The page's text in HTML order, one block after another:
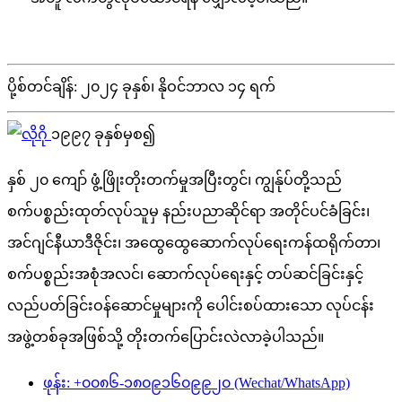
ပို့စ်တင်ချိန်: ၂၀၂၄ ခုနှစ်၊ နိုဝင်ဘာလ ၁၄ ရက်
၁၉၉၇ ခုနှစ်မှစ၍
နှစ် ၂၀ ကျော် ဖွံ့ဖြိုးတိုးတက်မှုအပြီးတွင်၊ ကျွန်ုပ်တို့သည်
စက်ပစ္စည်းထုတ်လုပ်သူမှ နည်းပညာဆိုင်ရာ အတိုင်ပင်ခံခြင်း၊
အင်ဂျင်နီယာဒီဇိုင်း၊ အထွေထွေဆောက်လုပ်ရေးကန်ထရိုက်တာ၊
စက်ပစ္စည်းအစုံအလင်၊ ဆောက်လုပ်ရေးနှင့် တပ်ဆင်ခြင်းနှင့်
လည်ပတ်ခြင်းဝန်ဆောင်မှုများကို ပေါင်းစပ်ထားသော လုပ်ငန်း
အဖွဲ့တစ်ခုအဖြစ်သို့ တိုးတက်ပြောင်းလဲလာခဲ့ပါသည်။
ဖုန်း: +၀၀၈၆-၁၈၀၉၁၆၀၉၉၂၀ (Wechat/WhatsApp)